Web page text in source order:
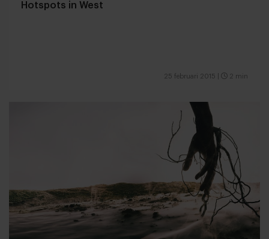
Hotspots in West
25 februari 2015 2 min